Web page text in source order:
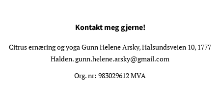
Kontakt meg gjerne!
Citrus ernæring og yoga Gunn Helene Arsky, Halsundsveien 10, 1777
Halden. gunn.helene.arsky@gmail.com
Org. nr: 983029612 MVA